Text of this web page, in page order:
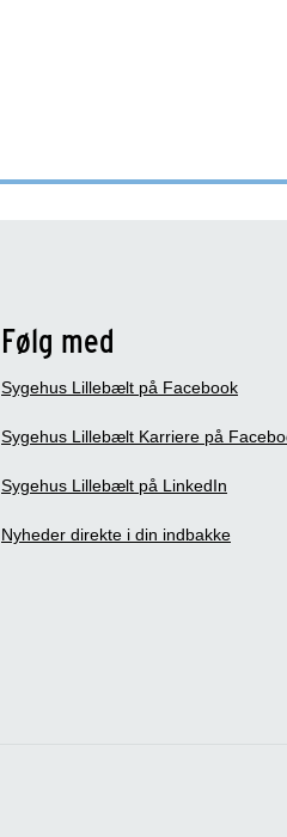
Følg med
Sygehus Lillebælt på Facebook
Sygehus Lillebælt Karriere på
Sygehus Lillebælt på LinkedIn
Nyheder direkte i din indbakke